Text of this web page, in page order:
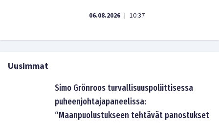
06.08.2026 | 10:37
Uusimmat
Simo Grönroos turvallisuuspoliittisessa
puheenjohtajapaneelissa:
“Maanpuolustukseen tehtävät panostukset